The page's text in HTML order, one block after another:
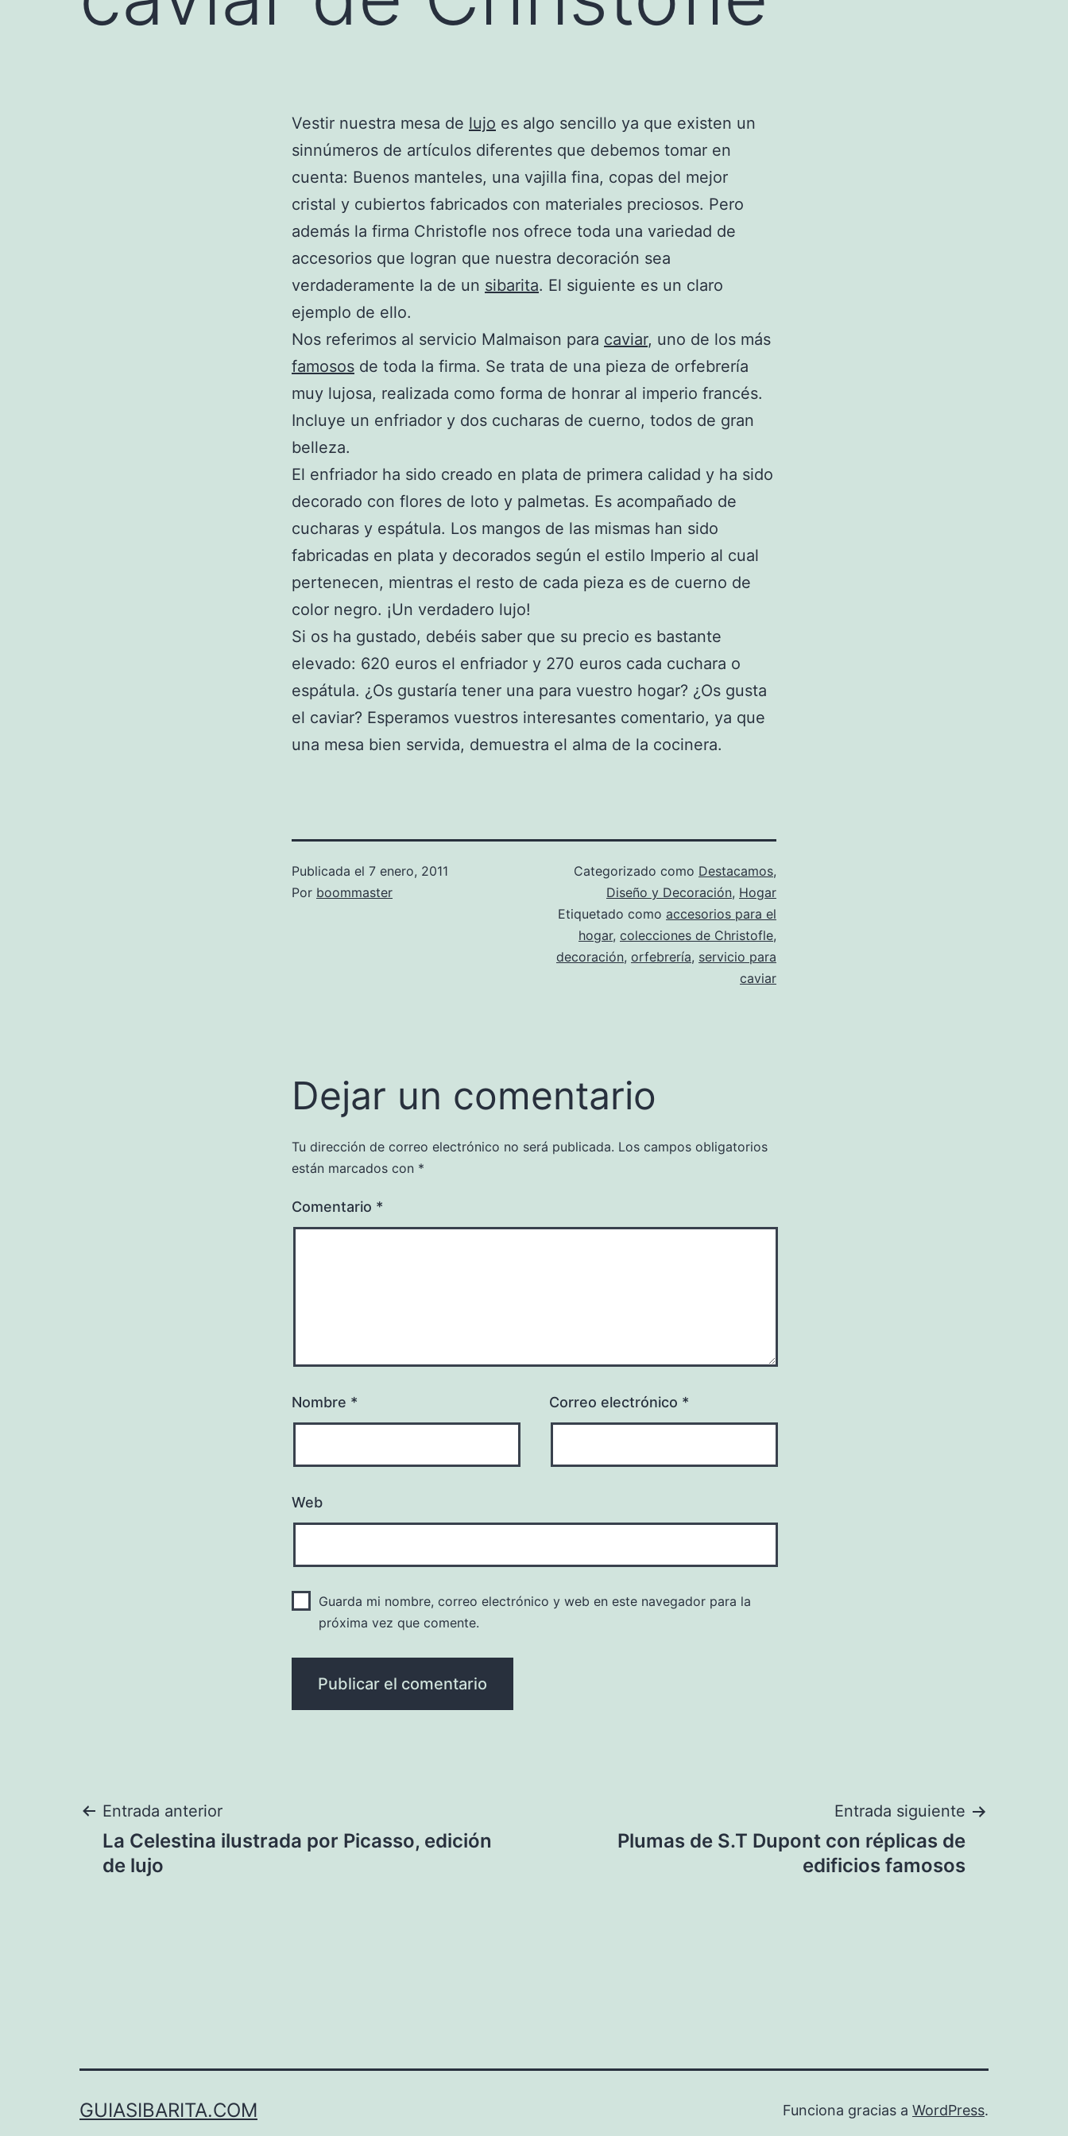
Vestir nuestra mesa de lujo es algo sencillo ya que existen un
sinnúmeros de artículos diferentes que debemos tomar en
cuenta: Buenos manteles, una vajilla fina, copas del mejor
cristal y cubiertos fabricados con materiales preciosos. Pero
además la firma Christofle nos ofrece toda una variedad de
accesorios que logran que nuestra decoración sea
verdaderamente la de un sibarita. El siguiente es un claro
ejemplo de ello.
Nos referimos al servicio Malmaison para caviar, uno de los más
famosos de toda la firma. Se trata de una pieza de orfebrería
muy lujosa, realizada como forma de honrar al imperio francés.
Incluye un enfriador y dos cucharas de cuerno, todos de gran
belleza.
El enfriador ha sido creado en plata de primera calidad y ha sido
decorado con flores de loto y palmetas. Es acompañado de
cucharas y espátula. Los mangos de las mismas han sido
fabricadas en plata y decorados según el estilo Imperio al cual
pertenecen, mientras el resto de cada pieza es de cuerno de
color negro. ¡Un verdadero lujo!
Si os ha gustado, debéis saber que su precio es bastante
elevado: 620 euros el enfriador y 270 euros cada cuchara o
espátula. ¿Os gustaría tener una para vuestro hogar? ¿Os gusta
el caviar? Esperamos vuestros interesantes comentario, ya que
una mesa bien servida, demuestra el alma de la cocinera.
Publicada el 7 enero, 2011
Por boommaster
Categorizado como Destacamos,
Diseño y Decoración, Hogar
Etiquetado como accesorios para el
hogar, colecciones de Christofle,
decoración, orfebrería, servicio para
caviar
Dejar un comentario
Tu dirección de correo electrónico no será publicada. Los campos obligatorios
están marcados con *
Comentario *
Nombre * Correo electrónico *
Web
Guarda mi nombre, correo electrónico y web en este navegador para la
próxima vez que comente.
Navegación
de
Entrada anterior
La Celestina ilustrada por Picasso, edición
de lujo
Entrada siguiente
Plumas de S.T Dupont con réplicas de
edificios famosos
GUIASIBARITA.COM Funciona gracias a WordPress.